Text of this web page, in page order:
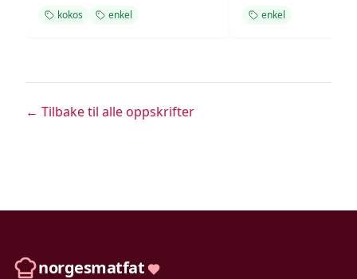
kokos enkel enkel
← Tilbake til alle oppskrifter
norgesmatfat